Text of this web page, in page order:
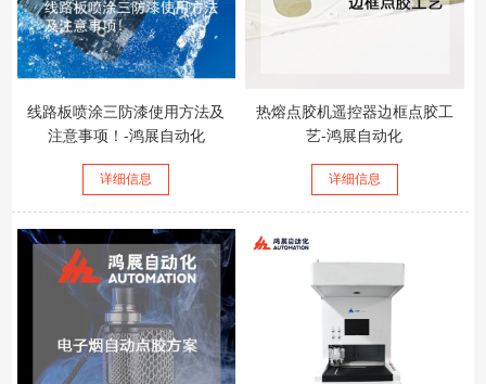
线路板喷涂三防漆使用方法及
注意事项！-鸿展自动化
详细信息
热熔点胶机遥控器边框点胶工
艺-鸿展自动化
详细信息